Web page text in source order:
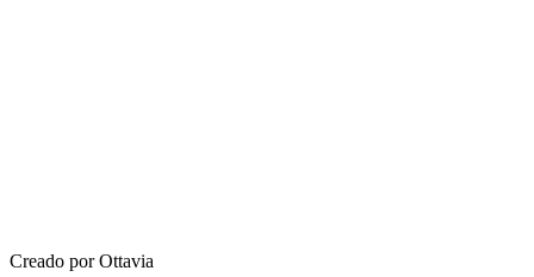
Creado por Ottavia